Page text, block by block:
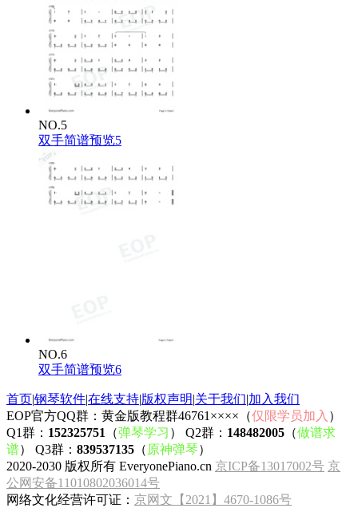
NO.5
双手简谱预览5
NO.6
双手简谱预览6
首页|钢琴软件|在线支持|版权声明|关于我们|加入我们
EOP官方QQ群：黄金版教程群46761××××（仅限学员加入 ）
Q1群： 152325751 （弹琴学习 ） Q2群： 148482005 （做谱求
谱） Q3群： 839537135 （ 原神弹琴）
2020-2030 版权所有 EveryonePiano.cn 京ICP备13017002号 京
公网安备11010802036014号
网络文化经营许可证： 京网文【2021】4670-1086号